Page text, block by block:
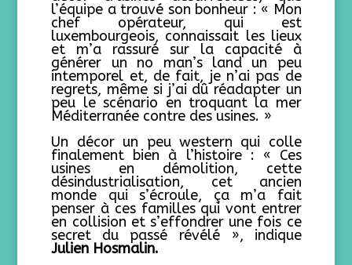
l’équipe a trouvé son bonheur : « Mon
chef opérateur, qui est
luxembourgeois, connaissait les lieux
et m’a rassuré sur la capacité à
générer un no man’s land un peu
intemporel et, de fait, je n’ai pas de
regrets, même si j’ai dû réadapter un
peu le scénario en troquant la mer
Méditerranée contre des usines. »
Un décor un peu western qui colle
finalement bien à l’histoire : « Ces
usines en démolition, cette
désindustrialisation, cet ancien
monde qui s’écroule, ça m’a fait
penser à ces familles qui vont entrer
en collision et s’effondrer une fois ce
secret du passé révélé », indique
Julien Hosmalin.